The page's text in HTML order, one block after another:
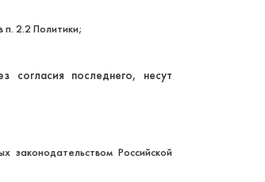
2.2 Политики;
последнего, несут
Российской